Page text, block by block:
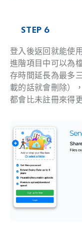
STEP 6
登入後返回就能使用
進階項目中可以為
存時間延長為最多
載的話就會刪除）
都會比未註冊來得